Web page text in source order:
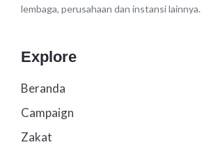
lembaga, perusahaan dan instansi lainnya.
Explore
Beranda
Campaign
Zakat